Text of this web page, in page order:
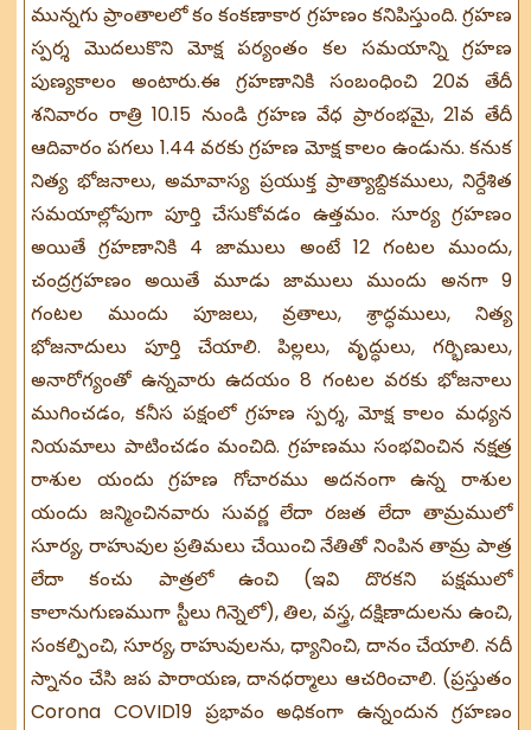
మున్నగు ప్రాంతాలలో కం కంకణాకార గ్రహణం కనిపిస్తుంది. గ్రహణ
స్పర్శ మొదలుకొని మోక్ష పర్యంతం కల సమయాన్ని గ్రహణ
పుణ్యకాలం అంటారు.ఈ గ్రహణానికి సంబంధించి 20వ తేదీ
శనివారం రాత్రి 10.15 నుండి గ్రహణ వేధ ప్రారంభమై, 21వ తేదీ
ఆదివారం పగలు 1.44 వరకు గ్రహణ మోక్ష కాలం ఉండును. కనుక
నిత్య భోజనాలు, అమావాస్య ప్రయుక్త ప్రాత్యాబ్దికములు, నిర్దేశిత
సమయాల్లోపుగా పూర్తి చేసుకోవడం ఉత్తమం. సూర్య గ్రహణం
అయితే గ్రహణానికి 4 జాములు అంటే 12 గంటల ముందు,
చంద్రగ్రహణం అయితే మూడు జాములు ముందు అనగా 9
గంటల ముందు పూజలు, వ్రతాలు, శ్రాద్ధములు, నిత్య
భోజనాదులు పూర్తి చేయాలి. పిల్లలు, వృద్ధులు, గర్భిణులు,
అనారోగ్యంతో ఉన్నవారు ఉదయం 8 గంటల వరకు భోజనాలు
ముగించడం, కనీస పక్షంలో గ్రహణ స్పర్శ, మోక్ష కాలం మధ్యన
నియమాలు పాటించడం మంచిది. గ్రహణము సంభవించిన నక్షత్ర
రాశుల యందు గ్రహణ గోచారము అదనంగా ఉన్న రాశుల
యందు జన్మించినవారు సువర్ణ లేదా రజత లేదా తామ్రములో
సూర్య, రాహువుల ప్రతిమలు చేయించి నేతితో నింపిన తామ్ర పాత్ర
లేదా కంచు పాత్రలో ఉంచి (ఇవి దొరకని పక్షములో
కాలానుగుణముగా స్టీలు గిన్నెలో), తిల, వస్త్ర, దక్షిణాదులను ఉంచి,
సంకల్పించి, సూర్య, రాహువులను, ధ్యానించి, దానం చేయాలి. నదీ
స్నానం చేసి జప పారాయణ, దానధర్మాలు ఆచరించాలి. (ప్రస్తుతం
Corona COVID19 ప్రభావం అధికంగా ఉన్నందున గ్రహణం